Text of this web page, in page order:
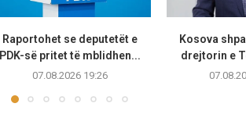
Raportohet se deputetët e
PDK-së pritet të mblidhen...
07.08.2026 19:26
Kosova
drejtorin e